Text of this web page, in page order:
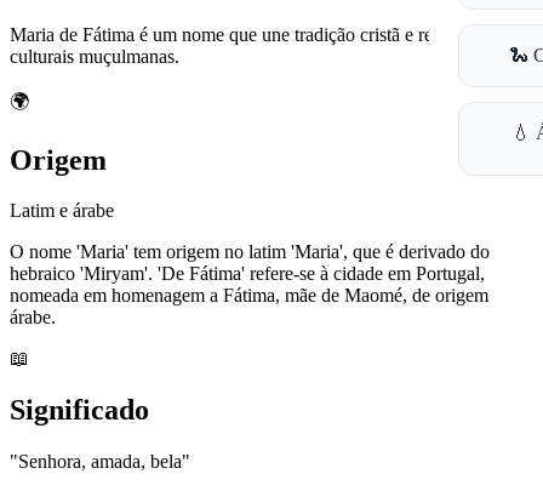
🐍
💧
Maria de Fátima é um nome que une tradição cristã e referências
culturais muçulmanas.
🌍
Origem
Latim e árabe
O nome 'Maria' tem origem no latim 'Maria', que é derivado do
hebraico 'Miryam'. 'De Fátima' refere-se à cidade em Portugal,
nomeada em homenagem a Fátima, mãe de Maomé, de origem
árabe.
📖
Significado
"Senhora, amada, bela"